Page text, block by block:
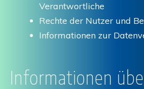
Verantwortliche
Rechte der Nutzer und
Informationen zur
Informationen